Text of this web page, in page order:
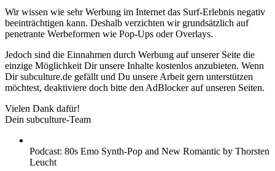
Wir wissen wie sehr Werbung im Internet das Surf-Erlebnis negativ
beeinträchtigen kann. Deshalb verzichten wir grundsätzlich auf
penetrante Werbeformen wie Pop-Ups oder Overlays.
Jedoch sind die Einnahmen durch Werbung auf unserer Seite die
einzige Möglichkeit Dir unsere Inhalte kostenlos anzubieten. Wenn
Dir subculture.de gefällt und Du unsere Arbeit gern unterstützen
möchtest, deaktiviere doch bitte den AdBlocker auf unseren Seiten.
Vielen Dank dafür!
Dein subculture-Team
Podcast: 80s Emo Synth-Pop and New Romantic by Thorsten
Leucht